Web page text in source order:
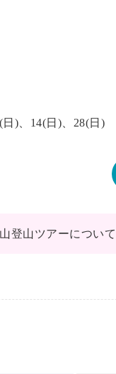
日)、14(日)、28(日)
登山ツアーについ